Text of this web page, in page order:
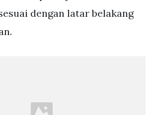
dengan latar belakang